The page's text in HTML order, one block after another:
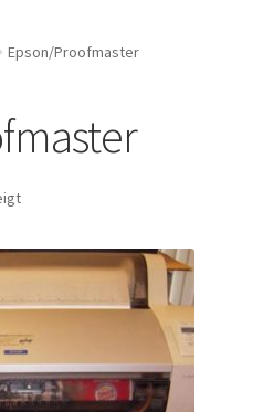
Epson/Proofmaster